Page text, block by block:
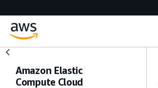
Amazon Elastic
Compute Cloud